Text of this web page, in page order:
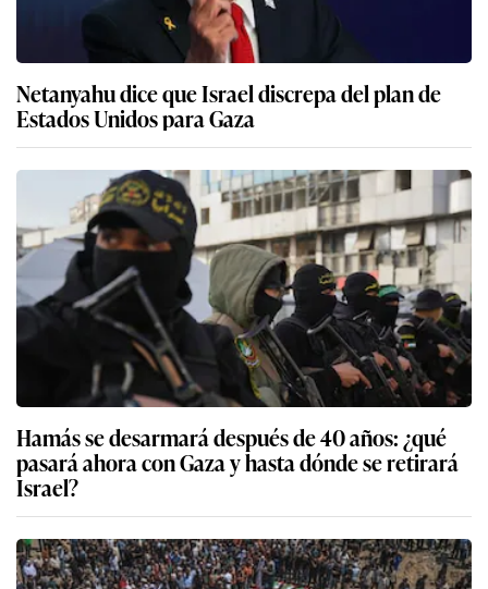
Netanyahu dice que Israel discrepa del plan de
Estados Unidos para Gaza
Hamás se desarmará después de 40 años: ¿qué
pasará ahora con Gaza y hasta dónde se retirará
Israel?